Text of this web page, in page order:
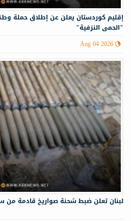
إقليم كوردستان يعلن عن إطلاق حملة
"الحمى النزفية"
Aug 04 2026
لبنان تعلن ضبط شحنة صواريخ قادمة من